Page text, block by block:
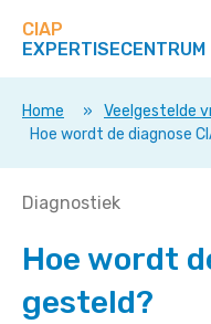
direct
op
deze
CIAP
EXPERTISECENTRUM
Home » Veelgestelde
Hoe wordt de diagnose
Hoe
de
CIAP
Diagnostiek
Hoe wordt
gesteld?